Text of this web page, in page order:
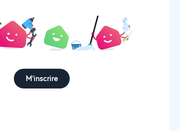
M'inscrire